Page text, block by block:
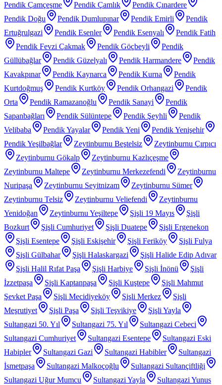
Pendik Çamçeşme
Pendik Çamlık
Pendik Çınardere
Pendik Doğu
Pendik Dumlupınar Pendik Emirli
Pendik
Ertuğrulgazi
Pendik Esenler Pendik Esenyalı
Pendik Fatih
Pendik Fevzi Çakmak
Pendik Göçbeyli
Pendik
Güllübağlar
Pendik Güzelyalı Pendik Harmandere
Pendik
Kavakpınar
Pendik Kaynarca Pendik Kurna
Pendik
Kurtdoğmuş
Pendik Kurtköy Pendik Orhangazi
Pendik
Orta
Pendik Ramazanoğlu Pendik Sanayi
Pendik
Sapanbağları
Pendik Sülüntepe Pendik Şeyhli
Pendik
Velibaba
Pendik Yayalar Pendik Yeni
Pendik Yenişehir
Pendik Yeşilbağlar
Zeytinburnu Beştelsiz
Zeytinburnu Çırpıcı
Zeytinburnu Gökalp
Zeytinburnu Kazlıçeşme
Zeytinburnu Maltepe
Zeytinburnu Merkezefendi
Zeytinburnu
Nuripaşa
Zeytinburnu Seyitnizam
Zeytinburnu Sümer
Zeytinburnu Telsiz
Zeytinburnu Veliefendi
Zeytinburnu
Yenidoğan
Zeytinburnu Yeşiltepe Şişli 19 Mayıs
Şişli
Bozkurt
Şişli Cumhuriyet Şişli Duatepe
Şişli Ergenekon
Şişli Esentepe
Şişli Eskişehir Şişli Feriköy
Şişli Fulya
Şişli Gülbahar
Şişli Halaskargazi
Şişli Halide Edip Adıvar
Şişli Halil Rıfat Paşa
Şişli Harbiye Şişli İnönü
Şişli
İzzetpaşa
Şişli Kaptanpaşa Şişli Kuştepe
Şişli Mahmut
Şevket Paşa
Şişli Mecidiyeköy Şişli Merkez
Şişli
Meşrutiyet
Şişli Paşa Şişli Teşvikiye
Şişli Yayla
Sultangazi 50. Yıl
Sultangazi 75. Yıl
Sultangazi Cebeci
Sultangazi Cumhuriyet
Sultangazi Esentepe
Sultangazi Eski
Habipler
Sultangazi Gazi Sultangazi Habibler
Sultangazi
İsmetpaşa
Sultangazi Malkoçoğlu
Sultangazi Sultançiftliği
Sultangazi Uğur Mumcu
Sultangazi Yayla
Sultangazi Yunus